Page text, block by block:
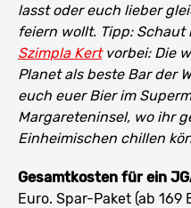
lasst oder euch lieber
feiern wollt. Tipp: Schaut
Szimpla Kertvorbei: Die
Planet als beste Bar der
euch euer Bier im
Margareteninsel, wo ihr
Einheimischen chillen
Gesamtkosten für ein
Euro. Spar-Paket (ab 169